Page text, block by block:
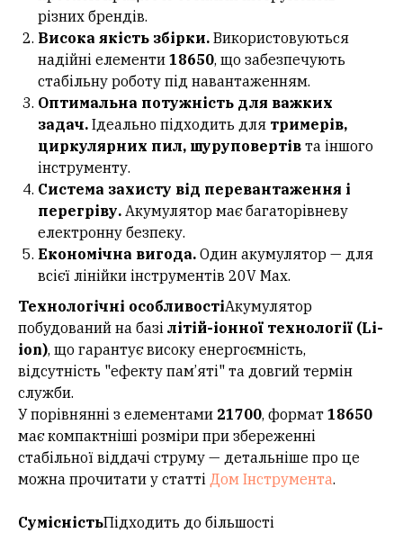
різних брендів.
Висока якість збірки. Використовуються
надійні елементи 18650, що забезпечують
стабільну роботу під навантаженням.
Оптимальна потужність для важких
задач. Ідеально підходить для тримерів,
циркулярних пил, шуруповертів та іншого
інструменту.
Система захисту від перевантаження і
перегріву. Акумулятор має багаторівневу
електронну безпеку.
Економічна вигода. Один акумулятор — для
всієї лінійки інструментів 20V Max.
Технологічні особливостіАкумулятор
побудований на базі літій-іонної технології (Li-
ion), що гарантує високу енергоємність,
відсутність "ефекту пам’яті" та довгий термін
служби.
У порівнянні з елементами 21700, формат 18650
має компактніші розміри при збереженні
стабільної віддачі струму — детальніше про це
можна прочитати у статті Дом Інструмента.
СумісністьПідходить до більшості